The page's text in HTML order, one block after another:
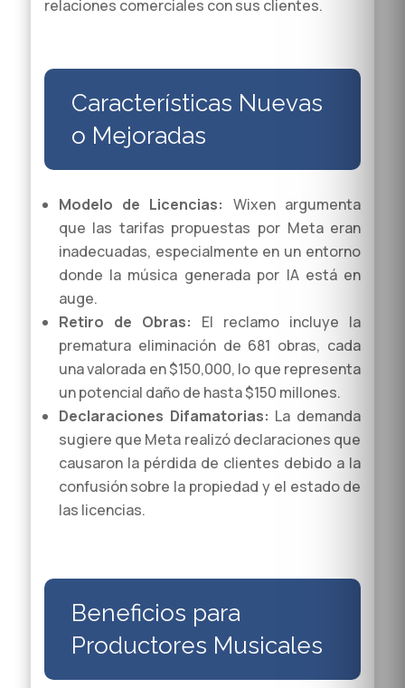
relaciones comerciales con sus clientes.
Características Nuevas
o Mejoradas
Modelo de Licencias: Wixen argumenta
que las tarifas propuestas por Meta eran
inadecuadas, especialmente en un entorno
donde la música generada por IA está en
auge.
Retiro de Obras: El reclamo incluye la
prematura eliminación de 681 obras, cada
una valorada en $150,000, lo que representa
un potencial daño de hasta $150 millones.
Declaraciones Difamatorias: La demanda
sugiere que Meta realizó declaraciones que
causaron la pérdida de clientes debido a la
confusión sobre la propiedad y el estado de
las licencias.
Beneficios para
Productores Musicales